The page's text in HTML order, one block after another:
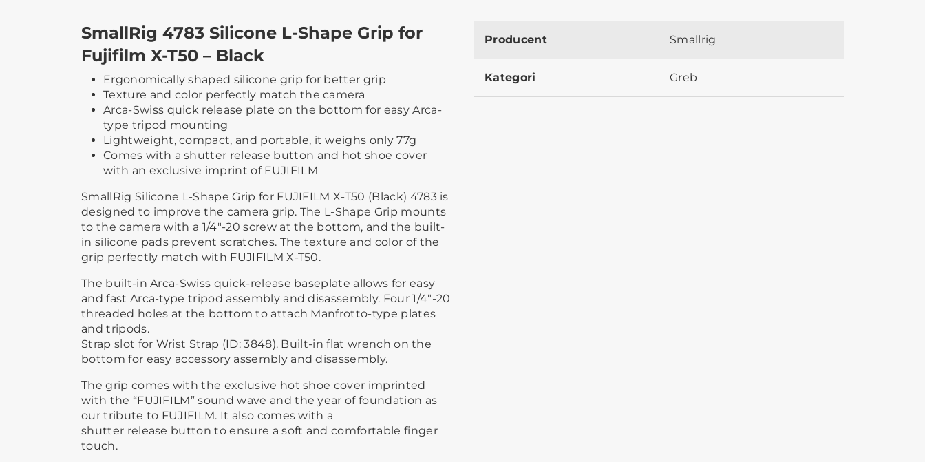
SmallRig 4783 Silicone L-Shape Grip for
Fujifilm X-T50 – Black
Ergonomically shaped silicone grip for better grip
Texture and color perfectly match the camera
Arca-Swiss quick release plate on the bottom for easy Arca-
type tripod mounting
Lightweight, compact, and portable, it weighs only 77g
Comes with a shutter release button and hot shoe cover
with an exclusive imprint of FUJIFILM
SmallRig Silicone L-Shape Grip for FUJIFILM X-T50 (Black) 4783 is
designed to improve the camera grip. The L-Shape Grip mounts
to the camera with a 1/4"-20 screw at the bottom, and the built-
in silicone pads prevent scratches. The texture and color of the
grip perfectly match with FUJIFILM X-T50.
The built-in Arca-Swiss quick-release baseplate allows for easy
and fast Arca-type tripod assembly and disassembly. Four 1/4"-20
threaded holes at the bottom to attach Manfrotto-type plates
and tripods.
Strap slot for Wrist Strap (ID: 3848). Built-in flat wrench on the
bottom for easy accessory assembly and disassembly.
The grip comes with the exclusive hot shoe cover imprinted
with the “FUJIFILM” sound wave and the year of foundation as
our tribute to FUJIFILM. It also comes with a
shutter release button to ensure a soft and comfortable finger
touch.
Producent Smallrig
Kategori Greb